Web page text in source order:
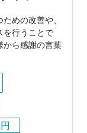
めの改善や、
を行うことで
から感謝の言葉